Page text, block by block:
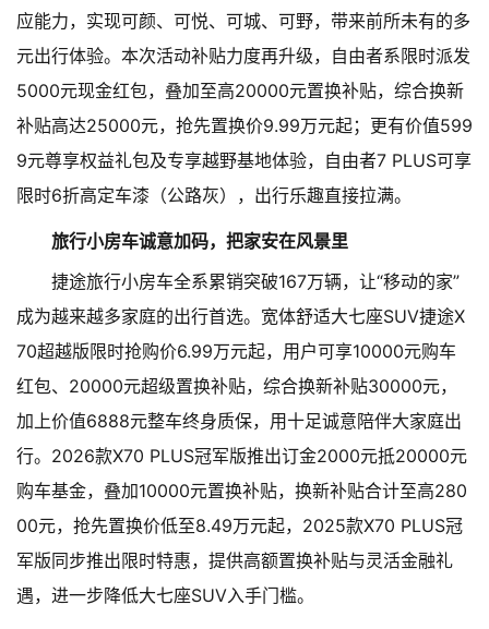
应能力，实现可颜、可悦、可城、可野，带来前所未有的多
元出行体验。本次活动补贴力度再升级，自由者系限时派发
5000元现金红包，叠加至高20000元置换补贴，综合换新
补贴高达25000元，抢先置换价9.99万元起；更有价值599
9元尊享权益礼包及专享越野基地体验，自由者7 PLUS可享
限时6折高定车漆（公路灰），出行乐趣直接拉满。
旅行小房车诚意加码，把家安在风景里
捷途旅行小房车全系累销突破167万辆，让“移动的家”
成为越来越多家庭的出行首选。宽体舒适大七座SUV捷途X
70超越版限时抢购价6.99万元起，用户可享10000元购车
红包、20000元超级置换补贴，综合换新补贴30000元，
加上价值6888元整车终身质保，用十足诚意陪伴大家庭出
行。2026款X70 PLUS冠军版推出订金2000元抵20000元
购车基金，叠加10000元置换补贴，换新补贴合计至高280
00元，抢先置换价低至8.49万元起，2025款X70 PLUS冠
军版同步推出限时特惠，提供高额置换补贴与灵活金融礼
遇，进一步降低大七座SUV入手门槛。